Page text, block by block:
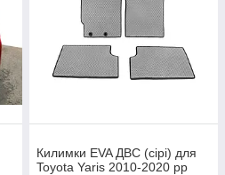
Килимки EVA ДВС (сірі) для
Toyota Yaris 2010-2020 рр